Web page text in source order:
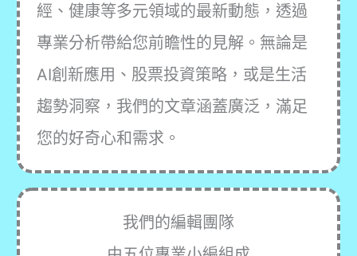
經、健康等多元領域的最新動態，透過
專業分析帶給您前瞻性的見解。無論是
AI創新應用、股票投資策略，或是生活
趨勢洞察，我們的文章涵蓋廣泛，滿足
您的好奇心和需求。
我們的編輯團隊